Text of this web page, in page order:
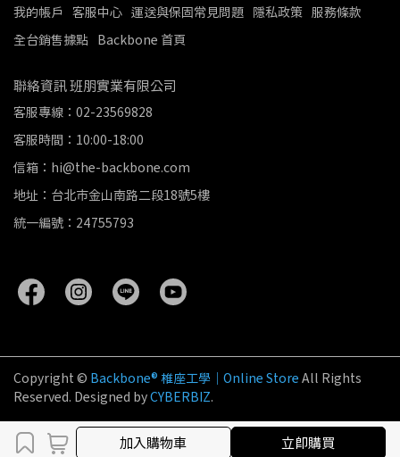
取消 完成
加入購物車 立即購買
我的帳戶 客服中心 運送與保固常見問題 隱私政策 服務條款
全台銷售據點 Backbone 首頁
聯絡資訊 班朋實業有限公司
客服專線：02-23569828
客服時間：10:00-18:00
信箱：hi@the-backbone.com
地址：台北市金山南路二段18號5樓
統一編號：24755793
Copyright © Backbone® 椎座工學｜Online Store All Rights
Reserved. Designed byCYBERBIZ.